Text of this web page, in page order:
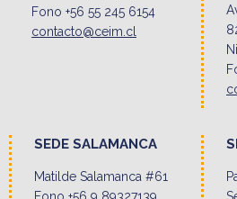
Fono +56 55 245 6154
contacto@ceim.cl
SEDE SALAMANCA
Matilde Salamanca #61